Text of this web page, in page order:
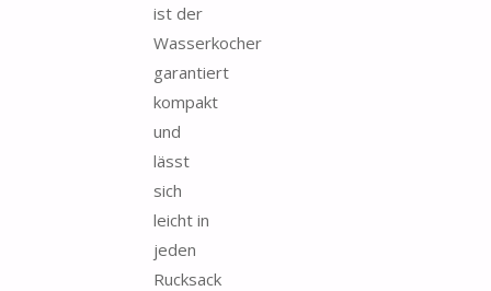
ist der
Wasserkocher
garantiert
kompakt
und
lässt
sich
leicht in
jeden
Rucksack